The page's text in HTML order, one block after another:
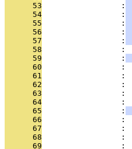
      53
                 :
      54
                 :
      55
                 :
      56
                 :
      57
                 :
      58
:
      59
                 :
      60
:
      61
:
      62
:
      63
:
      64
:
      65
                 :
      66
:
      67
:
      68
:
      69
: